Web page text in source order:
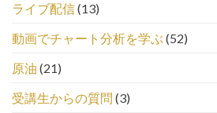
ライブ配信(13)
動画でチャート分析を学ぶ (52)
原油 (21)
受講生からの質問 (3)